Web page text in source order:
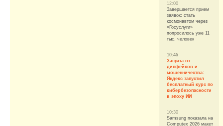
12:00
Завершается прием
заявок: стать
космонавтом через
«Госуслуги»
попросилось уже 11
тыс. человек
10:45
Защита от
дипфейков и
мошенничества:
Яндекс запустил
бесплатный курс по
кибербезопасности
в эпоху ИИ
10:30
Samsung показала на
Computex 2026 макет